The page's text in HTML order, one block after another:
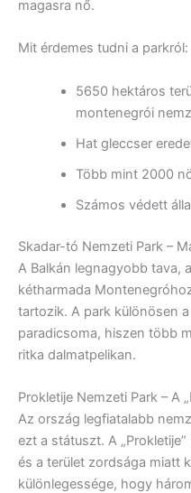
magasra nő.
Mit érdemes tudni a parkról:
5650 hektáros
montenegrói
Hat gleccser
Több mint 2000
Számos védett
Skadar-tó Nemzeti Park –
A Balkán legnagyobb tava,
kétharmada
tartozik. A park különösen
paradicsoma, hiszen több
ritka dalmatpelikan.
Prokletije Nemzeti Park – A
Az ország legfiatalabb
ezt a státuszt. A
és a terület zordsága miatt
különlegessége, hogy